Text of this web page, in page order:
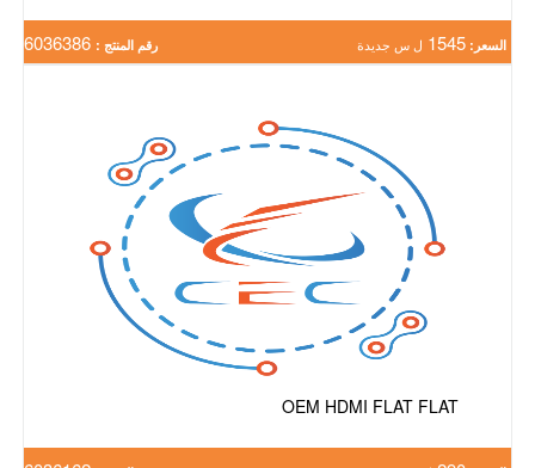
السعر: 1545 ل س جديدة رقم المنتج :
OEM HDMI FLAT FLAT